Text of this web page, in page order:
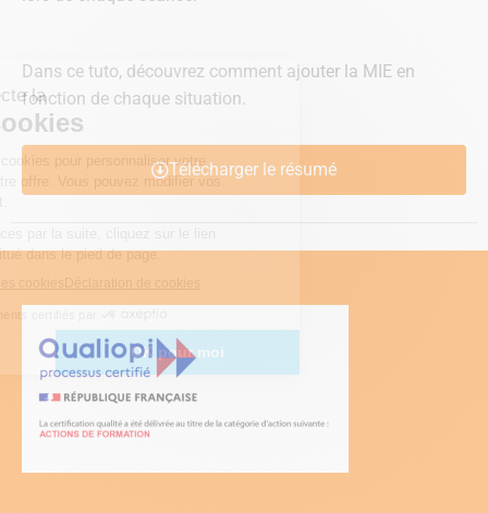
Dans ce tuto, découvrez comment ajouter la MIE en
fonction de chaque situation.
Télécharger le résumé